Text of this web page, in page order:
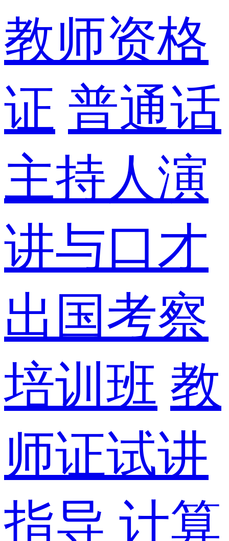
教师资格
证 普通话
主持人演
讲与口才
出国考察
培训班 教
师证试讲
指导 计算